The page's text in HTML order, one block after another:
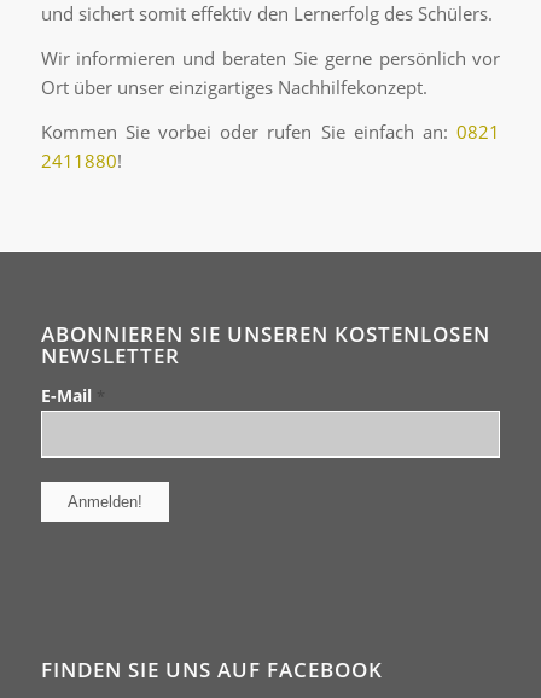
und sichert somit effektiv den Lernerfolg des Schülers.
Wir informieren und beraten Sie gerne persönlich vor
Ort über unser einzigartiges Nachhilfekonzept.
Kommen Sie vorbei oder rufen Sie einfach an:0821
2411880!
ABONNIEREN SIE UNSEREN KOSTENLOSEN
NEWSLETTER
E-Mail
FINDEN SIE UNS AUF FACEBOOK